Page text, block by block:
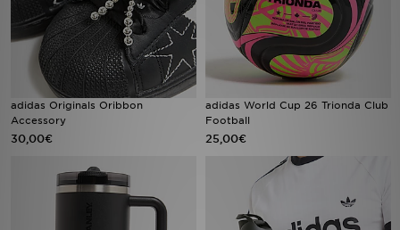
adidas Originals Oribbon
Accessory
30,00€
adidas World Cup 26 Trionda Club
Football
25,00€
Trending Styles